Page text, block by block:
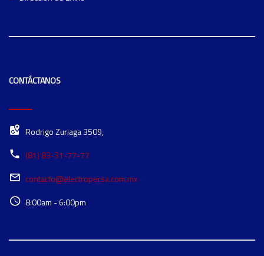
CONTÁCTANOS
Rodrigo Zuriaga 3509,
(81) 83-31-77-77
contacto@electropersa.com.mx
8:00am - 6:00pm